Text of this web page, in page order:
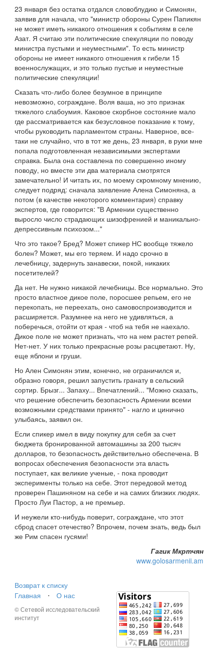
23 января без остатка отдался словоблудию и Симонян,
заявив для начала, что "министр обороны Сурен Папикян
не может иметь никакого отношения к событиям в селе
Азат. Я считаю эти политические спекуляции по поводу
министра пустыми и неуместными". То есть министр
обороны не имеет никакого отношения к гибели 15
военнослужащих, и это только пустые и неуместные
политические спекуляции!
Сказать что-либо более безумное в принципе
невозможно, сограждане. Воля ваша, но это признак
тяжелого слабоумия. Каковое скорбное состояние мало
где рассматривается как безусловное показание к тому,
чтобы руководить парламентом страны. Наверное, все-
таки не случайно, что в тот же день, 23 января, в руки мне
попала подготовленная независимыми экспертами
справка. Была она составлена по совершенно иному
поводу, но вместе эти два материала смотрятся
замечательно! И читать их, по моему скромному мнению,
следует подряд: сначала заявление Алена Симоняна, а
потом (в качестве некоторого комментария) справку
экспертов, где говорится: "В Армении существенно
выросло число страдающих шизофренией и маникально-
депрессивным психозом..."
Что это такое? Бред? Может спикер НС вообще тяжело
болен? Может, мы его теряем. И надо срочно в
лечебницу, задернуть занавески, покой, никаких
посетителей?
Да нет. Не нужно никакой лечебницы. Все нормально. Это
просто властное дикое поле, поросшее репьем, его не
перекопать, не переехать, оно самовоспроизводится и
расширяется. Разумнее на него не удивляться, а
поберечься, отойти от края - чтоб на тебя не наехало.
Дикое поле не может признать, что на нем растет репей.
Нет-нет. У них только прекрасные розы расцветают. Ну,
еще яблони и груши.
Но Ален Симонян этим, конечно, не ограничился и,
образно говоря, решил запустить гранату в сельский
сортир. Брызг... Запаху... Впечатлений... "Можно сказать,
что решение обеспечить безопасность Армении всеми
возможными средствами принято" - нагло и цинично
улыбаясь, заявил он.
Если спикер имел в виду покупку для себя за счет
бюджета бронированной автомашины за 200 тысяч
долларов, то безопасность действительно обеспечена. В
вопросах обеспечения безопасности эта власть
поступает, как великие ученые, - пока проводит
эксперименты только на себе. Этот передовой метод
проверен Пашиняном на себе и на самих близких людях.
Просто Луи Пастор, а не премьер.
И неужели кто-нибудь поверит, сограждане, что этот
сброд спасет отечество? Впрочем, почем знать, ведь был
же Рим спасен гусями!
Гагик Мкртчян
www.golosarmenii.am
Возврат к списку
Главная
⋅ О нас
© Сетевой исследовательский
институт